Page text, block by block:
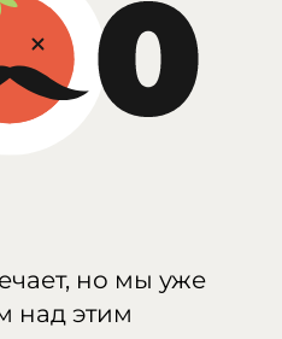
но мы уже
над этим